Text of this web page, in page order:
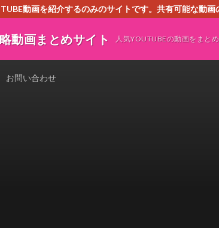
動画を紹介するのみのサイトです。共有可能な動
動画まとめサイト 人気YOUTUBEの動画をまと
お問い合わせ